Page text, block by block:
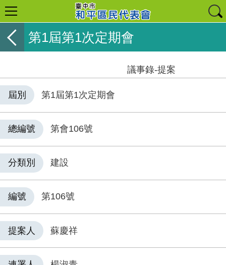
第1屆第1次定期會
議事錄-提案
屆別 第1屆第1次定期會
總編號 第會106號
分類別 建設
編號 第106號
提案人 蘇慶祥